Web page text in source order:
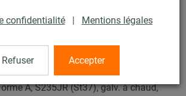
confidentialité | Mentions légales
Refuser Accepter
type TF-1
SF, 76,1 mm, Forme en T avec 1 Collier,
A, S235JR (St37), galv. à chaud,